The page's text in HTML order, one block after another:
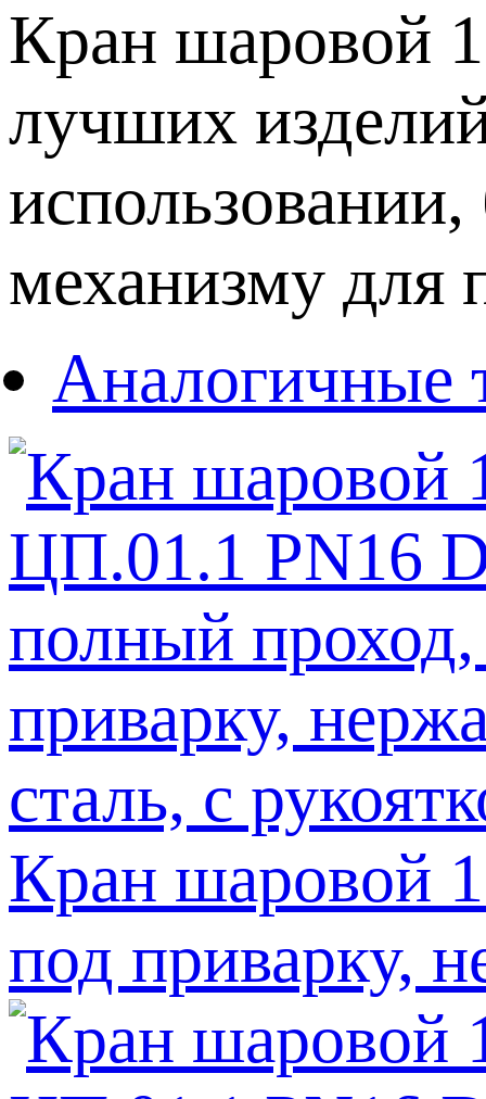
Кран шаровой
лучших
механизму для
Аналогичные
Кран шаровой
под приварку,